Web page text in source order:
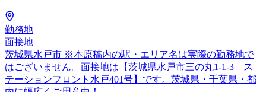
勤務地
面接地
茨城県水戸市 ※本原稿内の駅・エリア名は実際の勤務地で
はございません。面接地は【茨城県水戸市三の丸1-1-3 ス
テーションフロント水戸401号】です。茨城県・千葉県・都